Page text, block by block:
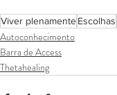
Viver plenamenteEscolhas
Autoconhecimento
Barra de Access
Thetahealing